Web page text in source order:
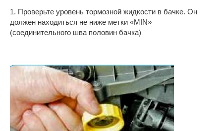
1. Проверьте уровень тормозной жидкости в бачке. Он
должен находиться не ниже метки «MIN»
(соединительного шва половин бачка)